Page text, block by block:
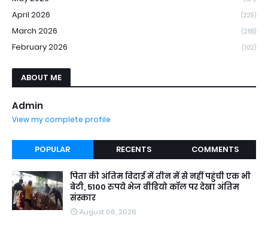
April 2026 (229)
March 2026 (258)
February 2026 (102)
ABOUT ME
Admin
View my complete profile
POPULAR RECENTS COMMENTS
पिता की अंतिम विदाई में तीन में से नहीं पहुंची एक भी
बेटी, 5100 रुपये भेज वीडियो कॉल पर देखा अंतिम
संस्कार
August 06, 2026